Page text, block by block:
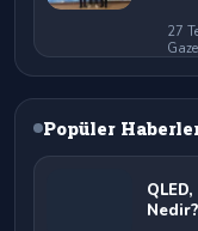
27
Popüler